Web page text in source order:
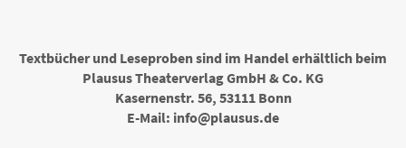
Textbücher und Leseproben sind im Handel erhältlich beim
Plausus Theaterverlag GmbH & Co. KG
Kasernenstr. 56, 53111 Bonn
E-Mail: info@plausus.de